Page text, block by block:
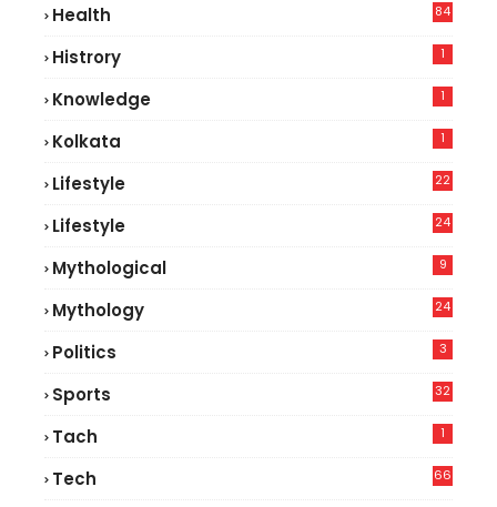
Health
84
Histrory 1
Knowledge 1
Kolkata 1
Lifestyle
22
Lifestyle
24
Mythological 9
Mythology 24
Politics 3
Sports 32
Tach 1
Tech
66